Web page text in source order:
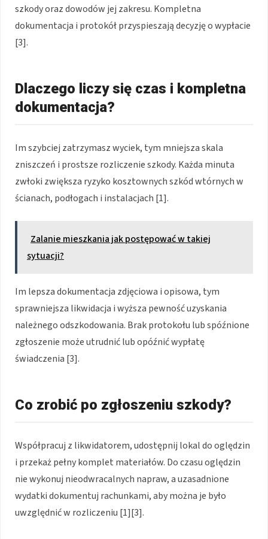
szkody oraz dowodów jej zakresu. Kompletna
dokumentacja i protokół przyspieszają decyzję o wypłacie
[3].
Dlaczego liczy się czas i kompletna
dokumentacja?
Im szybciej zatrzymasz wyciek, tym mniejsza skala
zniszczeń i prostsze rozliczenie szkody. Każda minuta
zwłoki zwiększa ryzyko kosztownych szkód wtórnych w
ścianach, podłogach i instalacjach [1].
Zalanie mieszkania jak postępować w takiej
sytuacji?
Im lepsza dokumentacja zdjęciowa i opisowa, tym
sprawniejsza likwidacja i wyższa pewność uzyskania
należnego odszkodowania. Brak protokołu lub spóźnione
zgłoszenie może utrudnić lub opóźnić wypłatę
świadczenia [3].
Co zrobić po zgłoszeniu szkody?
Współpracuj z likwidatorem, udostępnij lokal do oględzin
i przekaż pełny komplet materiałów. Do czasu oględzin
nie wykonuj nieodwracalnych napraw, a uzasadnione
wydatki dokumentuj rachunkami, aby można je było
uwzględnić w rozliczeniu [1][3].